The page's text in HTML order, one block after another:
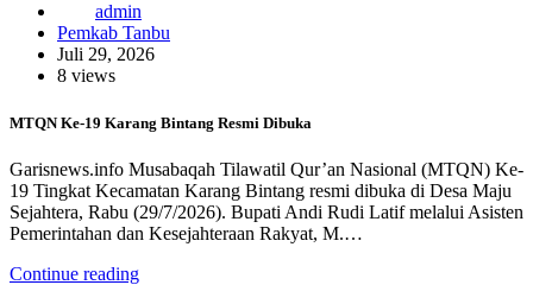
admin
Pemkab Tanbu
Juli 29, 2026
8 views
MTQN Ke-19 Karang Bintang Resmi Dibuka
Garisnews.info Musabaqah Tilawatil Qur’an Nasional (MTQN) Ke-
19 Tingkat Kecamatan Karang Bintang resmi dibuka di Desa Maju
Sejahtera, Rabu (29/7/2026). Bupati Andi Rudi Latif melalui Asisten
Pemerintahan dan Kesejahteraan Rakyat, M.…
Continue reading